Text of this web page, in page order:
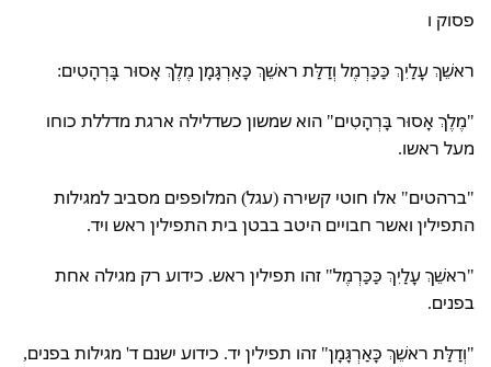
פסוק ו
ראשֵׁךְ עָלַיִךְ כַּכַּרְמֶל וְדַלַּת ראשֵׁךְ כָּאַרְגָּמָן מֶלֶךְ אָסוּר בָּרְהָטִים:
"מֶלֶךְ אָסוּר בָּרְהָטִים" הוא שמשון כשדלילה ארגת מדללת כוחו
מעל ראשו.
"ברהטים" אלו חוטי קשירה (עגל) המלופפים מסביב למגילות
התפילין ואשר חבויים היטב בבטן בית התפילין ראש ויד.
"ראשֵׁךְ עָלַיִךְ כַּכַּרְמֶל" זהו תפילין ראש. כידוע רק מגילה אחת
בפנים.
"וְדַלַּת ראשֵׁךְ כָּאַרְגָּמָן" זהו תפילין יד. כידוע ישנם ד' מגילות בפנים,